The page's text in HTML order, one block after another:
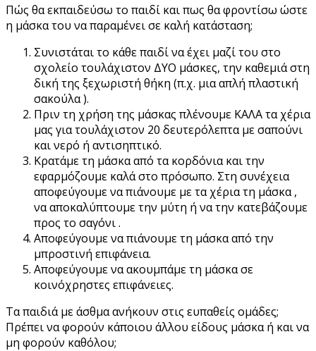
Πώς θα εκπαιδεύσω το παιδί και πως θα φροντίσω ώστε
η μάσκα του να παραμένει σε καλή κατάσταση;
Συνιστάται το κάθε παιδί να έχει μαζί του στο
σχολείο τουλάχιστον ΔΥΟ μάσκες, την καθεμιά στη
δική της ξεχωριστή θήκη (π.χ. μια απλή πλαστική
σακούλα ).
Πριν τη χρήση της μάσκας πλένουμε ΚΑΛΑ τα χέρια
μας για τουλάχιστον 20 δευτερόλεπτα με σαπούνι
και νερό ή αντισηπτικό.
Κρατάμε τη μάσκα από τα κορδόνια και την
εφαρμόζουμε καλά στο πρόσωπο. Στη συνέχεια
αποφεύγουμε να πιάνουμε με τα χέρια τη μάσκα ,
να αποκαλύπτουμε την μύτη ή να την κατεβάζουμε
προς το σαγόνι .
Αποφεύγουμε να πιάνουμε τη μάσκα από την
μπροστινή επιφάνεια.
Αποφεύγουμε να ακουμπάμε τη μάσκα σε
κοινόχρηστες επιφάνειες.
Τα παιδιά με άσθμα ανήκουν στις ευπαθείς ομάδες;
Πρέπει να φορούν κάποιου άλλου είδους μάσκα ή και να
μη φορούν καθόλου;